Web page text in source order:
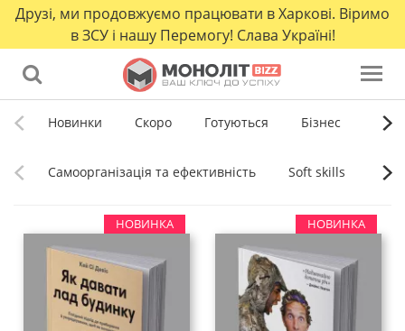
Друзі, ми продовжуємо працювати в Харкові. Віримо
в ЗСУ і нашу Перемогу! Слава Україні!
Новинки Скоро Готуються Бізнес
Cамоорганізація та ефективність Soft skills
НОВИНКА НОВИНКА